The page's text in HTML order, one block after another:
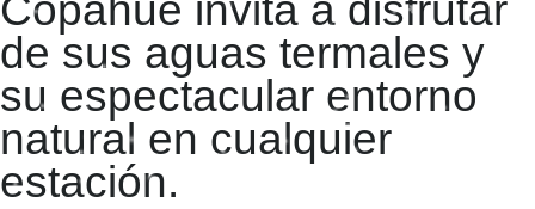
Copahue invita a disfrutar
de sus aguas termales y
su espectacular entorno
natural en cualquier
estación.